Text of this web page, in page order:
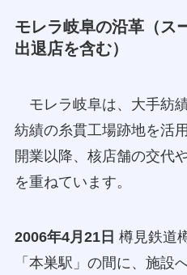
モレラ岐阜の沿革（ス
出退店を含む）
モレラ岐阜は、大手紡
紡績の糸貫工場跡地を活
開業以降、核店舗の交代
を重ねています。
2006年4月21日 樽見鉄道
「本巣駅」の間に、施設